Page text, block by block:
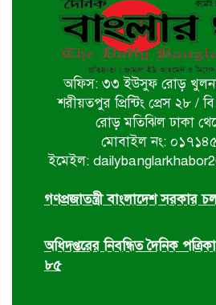
বটিয়াঘাটায়
উপলক্ষ্যে
দিঘলিয়ায়
ঘাতক ট্রাক
র‍্যাব-৬
ঘোড়াঘাট পৌর
অফিস: ৩৩ ইউসুফ রোড় খুলনা
শরীয়তপুর প্রিন্টিং প্রেস ২৮ /
রোড় মতিঝিল ঢাকা
মোবাইল নং:
ইমেইল:
গণপ্রজাতন্ত্রী বাংলাদেশ সরকার
অধিদপ্তরের নিবন্ধিত দৈনিক
৮৫